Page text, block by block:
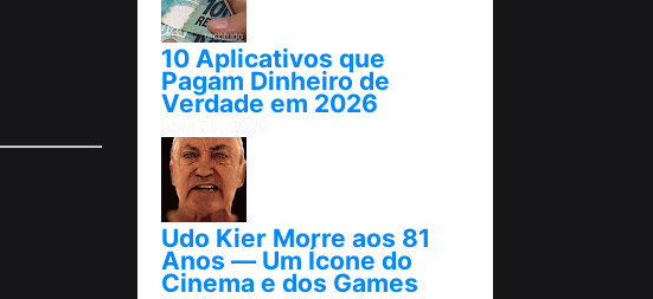
10 Aplicativos que
Pagam Dinheiro de
Verdade em 2026
Udo Kier Morre aos 81
Anos — Um Ícone do
Cinema e dos Games